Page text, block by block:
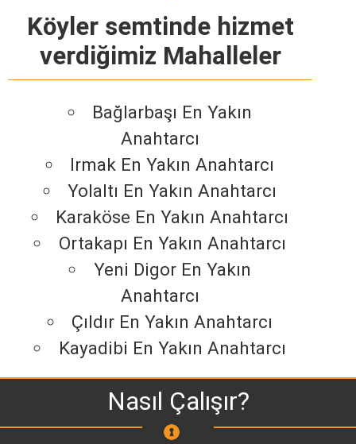
Köyler semtinde hizmet
verdiğimiz Mahalleler
Bağlarbaşı En Yakın
Anahtarcı
Irmak En Yakın Anahtarcı
Yolaltı En Yakın Anahtarcı
Karaköse En Yakın Anahtarcı
Ortakapı En Yakın Anahtarcı
Yeni Digor En Yakın
Anahtarcı
Çıldır En Yakın Anahtarcı
Kayadibi En Yakın Anahtarcı
Nasıl Çalışır?